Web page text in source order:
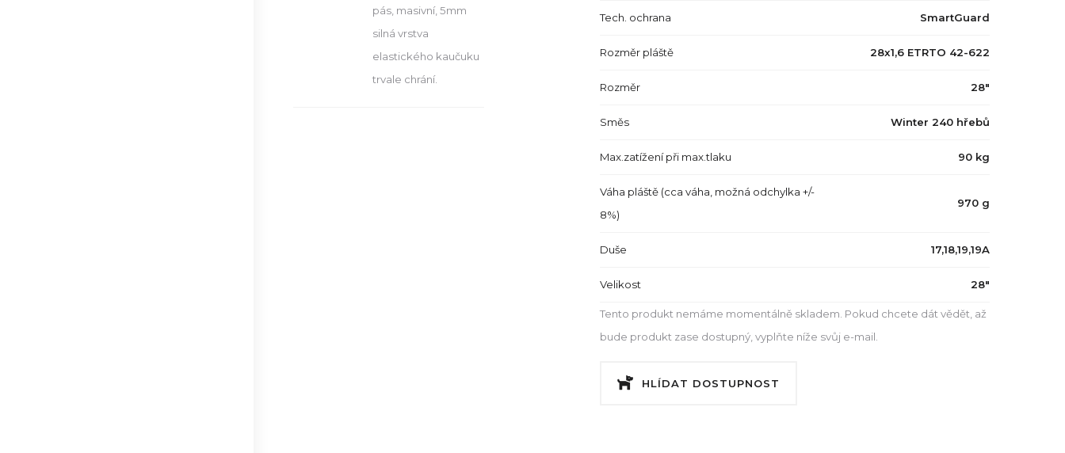
Tech. ochrana SmartGuard
Rozměr pláště 28x1,6 ETRTO 42-622
Rozměr 28"
Směs Winter 240 hřebů
Max.zatížení při max.tlaku 90 kg
Váha pláště (cca váha, možná odchylka +/-
8%)
970 g
Duše 17,18,19,19A
Velikost 28"
Tento produkt nemáme momentálně skladem. Pokud chcete dát vědět, až
bude produkt zase dostupný, vyplňte níže svůj e-mail.
HLÍDAT DOSTUPNOST
pás, masivní, 5mm
silná vrstva
elastického kaučuku
trvale chrání.